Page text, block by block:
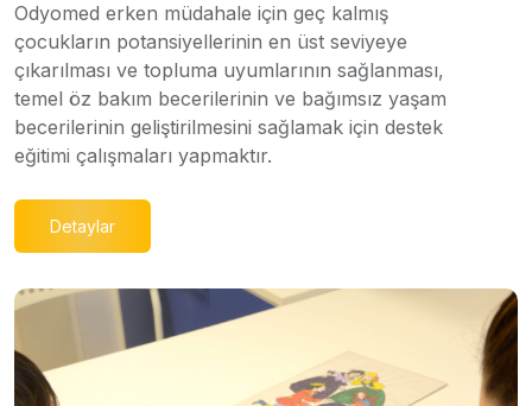
Odyomed erken müdahale için geç kalmış
çocukların potansiyellerinin en üst seviyeye
çıkarılması ve topluma uyumlarının sağlanması,
temel öz bakım becerilerinin ve bağımsız yaşam
becerilerinin geliştirilmesini sağlamak için destek
eğitimi çalışmaları yapmaktır.
Detaylar